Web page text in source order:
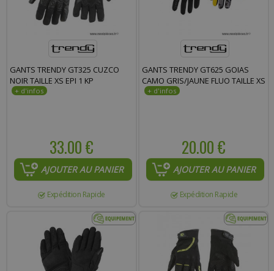
GANTS TRENDY GT325 CUZCO
NOIR TAILLE XS EPI 1 KP
33.00 €
AJOUTER AU PANIER
Expédition Rapide
GANTS TRENDY GT625 GOIAS
CAMO GRIS/JAUNE FLUO TAILLE XS
20.00 €
AJOUTER AU PANIER
Expédition Rapide